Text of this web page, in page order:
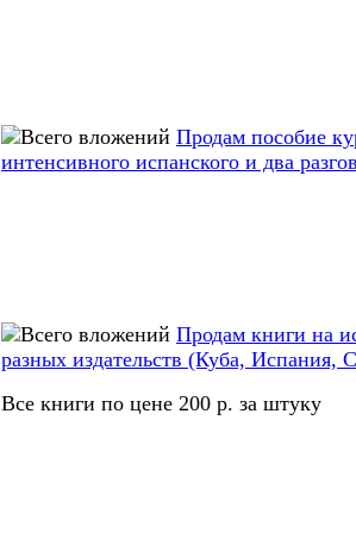
Продам пособие
интенсивного испанского и два
Продам книги на
разных издательств (Куба, Испания,
Все книги по цене 200 р. за штуку